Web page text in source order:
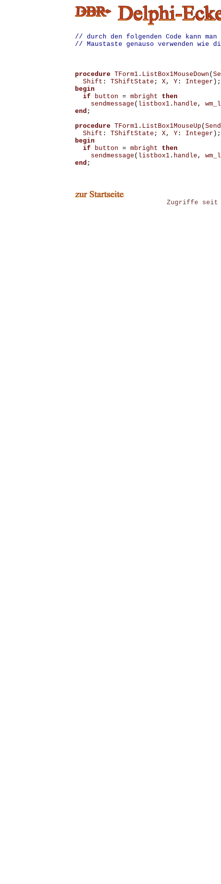
// durch den folgenden Code kann
// Maustaste genauso verwenden wie
procedure TForm1. ListBox1MouseDown (
Shift : TShiftState ; X, Y: Integer );
begin
if
button = mbright
then
sendmessage ( listbox1. handle ,
end ;
procedure TForm1. ListBox1MouseUp (
Shift : TShiftState ; X, Y: Integer );
begin
if
button = mbright
then
sendmessage ( listbox1. handle ,
end ;
Zugriffe seit